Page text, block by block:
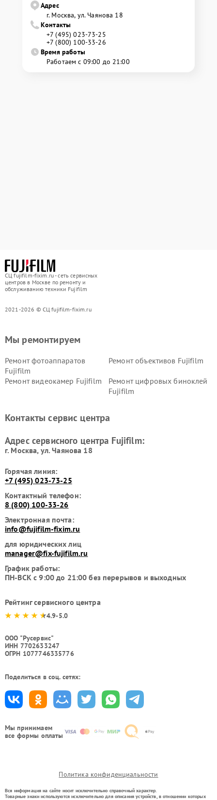
Адрес
г. Москва, ул. Чаянова 18
Контакты
+7 (495) 023-73-25
+7 (800) 100-33-26
Время работы
Работаем с 09:00 до 21:00
СЦ fujifilm-fixim.ru - сеть сервисных
центров в Москве по ремонту и
обслуживанию техники Fujifilm
2021-2026 © СЦ fujifilm-fixim.ru
Мы принимаем
все формы оплаты
Мы ремонтируем
Ремонт фотоаппаратов
Fujifilm
Ремонт объективов Fujifilm
Ремонт видеокамер Fujifilm
Ремонт цифровых биноклей
Fujifilm
Контакты сервис центра
Адрес сервисного центра Fujifilm:
г. Москва, ул. Чаянова 18
Горячая линия:
+7 (495) 023-73-25
Контактный телефон:
8 (800) 100-33-26
Электронная почта:
info@fujifilm-fixim.ru
для юридических лиц
manager@fix-fujifilm.ru
График работы:
ПН-ВСК с 9:00 до 21:00 без перерывов и выходных
Рейтинг сервисного центра
4.9-5.0
ООО "Русервис"
ИНН 7702633247
ОГРН 1077746335776
Поделиться в соц. сетях:
Политика конфиденциальности
Вся информация на сайте носит исключительно справочный характер.
Товарные знаки используются исключительно для описания устройств, в отношении которых